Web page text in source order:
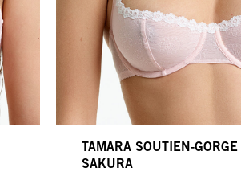
TAMARA SOUTIEN-
SAKURA